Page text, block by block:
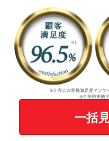
一括